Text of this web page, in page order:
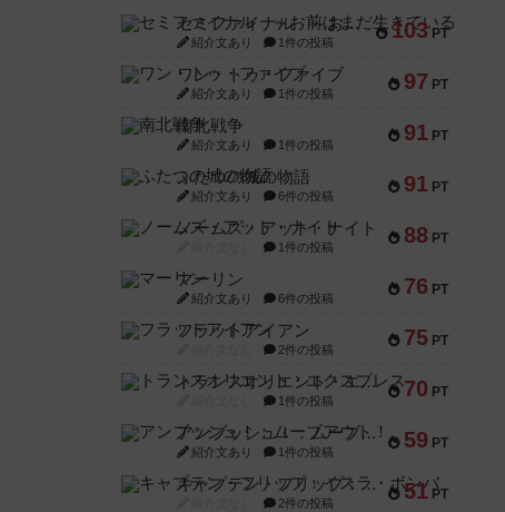
103 PT
セミファイナル ～お前はまだ生きている～
紹介文あり 1件の投稿
97 PT
ワン・トゥ・ファイブ
紹介文あり 1件の投稿
91 PT
南北戦争
紹介文あり 1件の投稿
91 PT
ふたつの城の物語
紹介文あり 6件の投稿
88 PT
ノームズ・アット・ナイト
1件の投稿
76 PT
マーリン
紹介文あり 6件の投稿
75 PT
フラットアイアン
2件の投稿
70 PT
トランスオリエント・エクスプレス
1件の投稿
59 PT
アンブッシュ！：ムーブアウト！
紹介文あり 1件の投稿
51 PT
キャプテン・フリップ：イスラ・ボンバ
2件の投稿